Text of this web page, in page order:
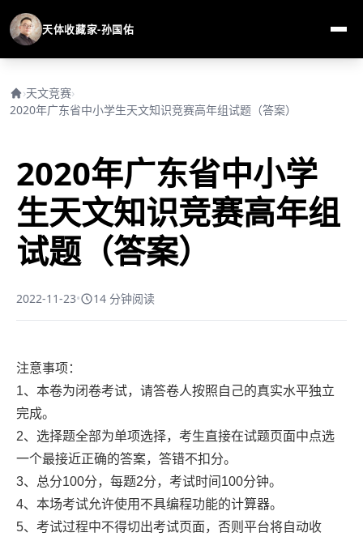
天体收藏家-孙国佑
›天文竞赛›
2020年广东省中小学生天文知识竞赛高年组试题（答案）
2020年广东省中小学
生天文知识竞赛高年组
试题（答案）
2022-11-23• 14 分钟阅读
注意事项：
1、本卷为闭卷考试，请答卷人按照自己的真实水平独立
完成。
2、选择题全部为单项选择，考生直接在试题页面中点选
一个最接近正确的答案，答错不扣分。
3、总分100分，每题2分，考试时间100分钟。
4、本场考试允许使用不具编程功能的计算器。
5、考试过程中不得切出考试页面，否则平台将自动收